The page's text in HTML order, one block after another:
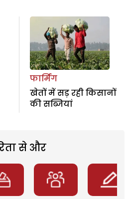
फार्मिंग
खेतों में सड़ रही किसानों
की सब्जियां
से और